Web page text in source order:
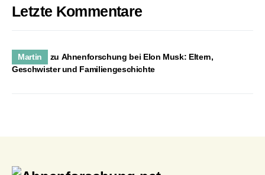
Letzte Kommentare
Martin zu Ahnenforschung bei Elon Musk: Eltern,
Geschwister und Familiengeschichte